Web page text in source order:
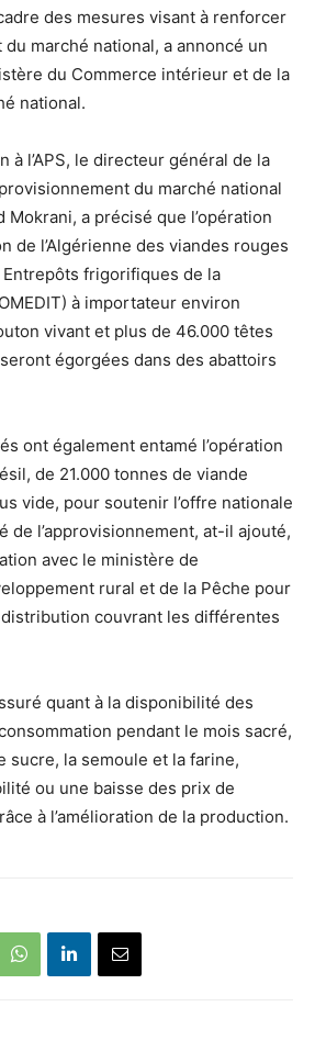
des mesures visant à renforcer
du marché national, a annoncé un
du Commerce intérieur et de la
national.
à l’APS, le directeur général de la
du marché national
Mokrani, a précisé que l’opération
de l’Algérienne des viandes rouges
Entrepôts frigorifiques de la
à importateur environ
vivant et plus de 46.000 têtes
égorgées dans des abattoirs
ont également entamé l’opération
de 21.000 tonnes de viande
vide, pour soutenir l’offre nationale
de l’approvisionnement, at-il ajouté,
avec le ministère de
rural et de la Pêche pour
couvrant les différentes
quant à la disponibilité des
pendant le mois sacré,
sucre, la semoule et la farine,
ou une baisse des prix de
à l’amélioration de la production.